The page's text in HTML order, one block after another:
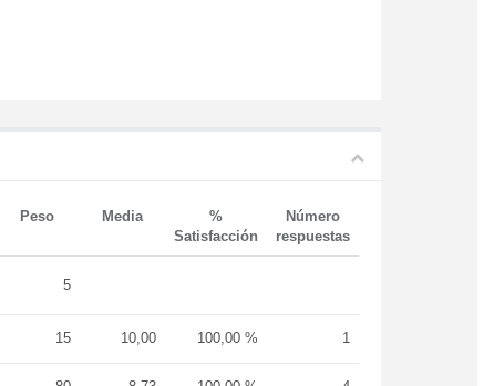
Peso Media
%
Satisfacción
Número
respuestas
5
15 10,00 100,00 % 1